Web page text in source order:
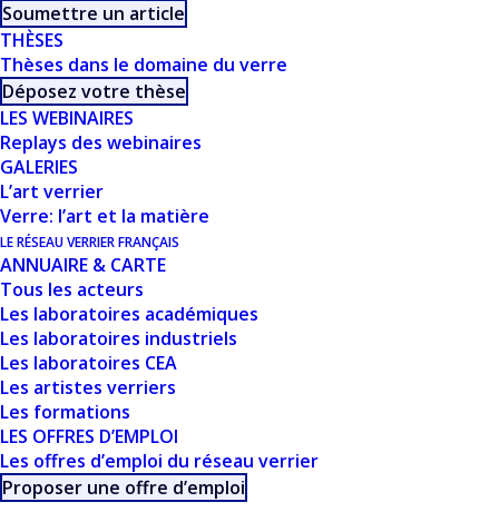
Soumettre un article
THÈSES
Thèses dans le domaine du verre
Déposez votre thèse
LES WEBINAIRES
Replays des webinaires
GALERIES
L’art verrier
Verre: l’art et la matière
LE RÉSEAU VERRIER FRANÇAIS
ANNUAIRE & CARTE
Tous les acteurs
Les laboratoires académiques
Les laboratoires industriels
Les laboratoires CEA
Les artistes verriers
Les formations
LES OFFRES D’EMPLOI
Les offres d’emploi du réseau verrier
Proposer une offre d’emploi
CE DOCUMENT FAIT
PARTIE D'UN
ENSEMBLE DE
RESSOURCES
PROPOSÉES SUR
NOTRE SITE
USTVERRE.FR